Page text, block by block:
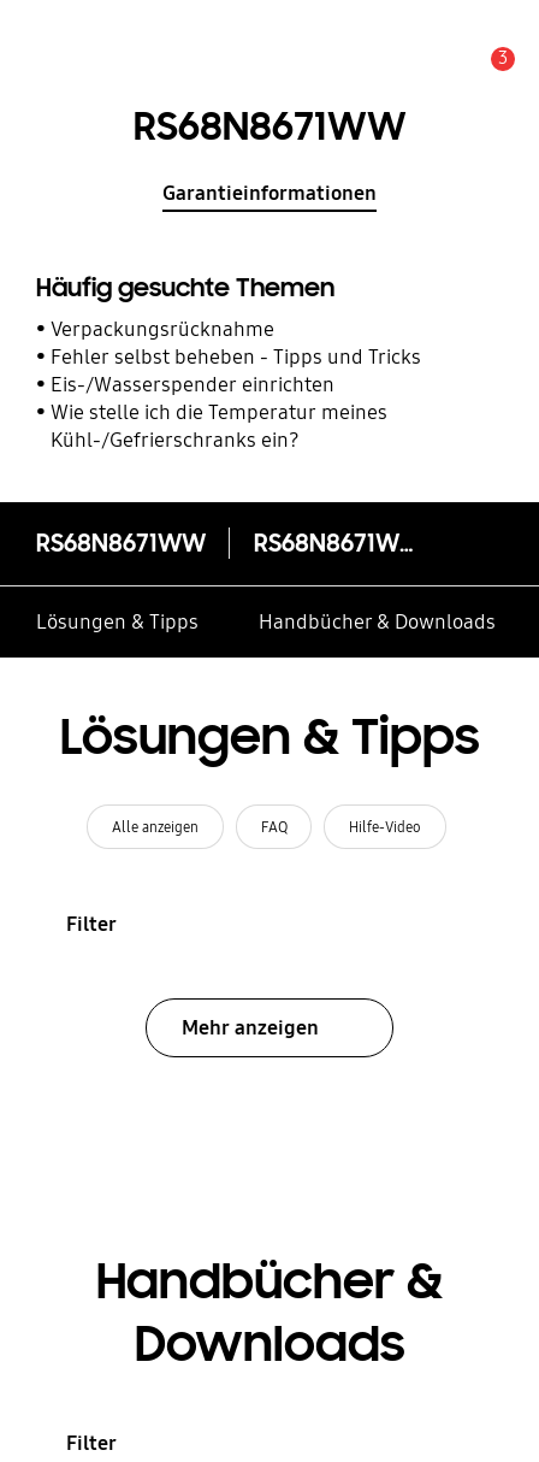
3
RS68N8671WW
Garantieinformationen
Häufig gesuchte Themen
Verpackungsrücknahme
Fehler selbst beheben - Tipps und Tricks
Eis-/Wasserspender einrichten
Wie stelle ich die Temperatur meines
Kühl-/Gefrierschranks ein?
RS68N8671WW RS68N8671WW
Lösungen & Tipps Handbücher & Downloads
Lösungen & Tipps
Alle anzeigen FAQ Hilfe-Video
Filter
Mehr anzeigen
Handbücher &
Downloads
Filter